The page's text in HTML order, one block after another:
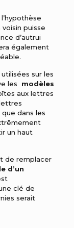
puisse
d’autrui
également
sur les
les modèles
aux lettres
dans les
un haut
de remplacer
d’un
clé de
serait